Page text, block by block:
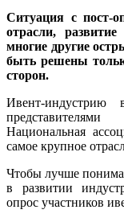
Ситуация с пост-
отрасли,
многие другие
быть решены
сторон.
Ивент-
Национальная
самое крупное
Чтобы лучше
в развитии
опрос участников